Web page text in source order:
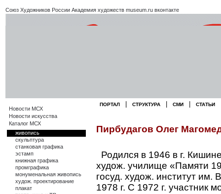
Союз Художников России Академия художеств museum.ru вконтакте
Новости МСХ
Новости искусства
Каталог МСХ
живопись
скульптура
станковая графика
эстамп
книжная графика
промграфика
монуменальная живопись
худож. проектирование
плакат
ПОРТАЛ СТРУКТУРА СМИ СТАТЬИ
Пирбудагов Олег
Родился в 1946 в г.
худож. училище «Памяти
госуд. худож. институт
1978 г. С 1972 г. участник